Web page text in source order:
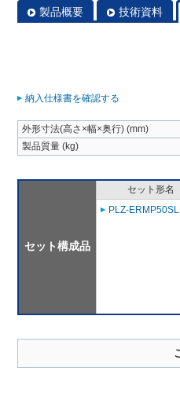
製品概要 技術資料
納入仕様書を確認する
外形寸法(高さ×幅×奥行) (mm)
製品質量 (kg)
セット構成品
セット形名
PLZ-